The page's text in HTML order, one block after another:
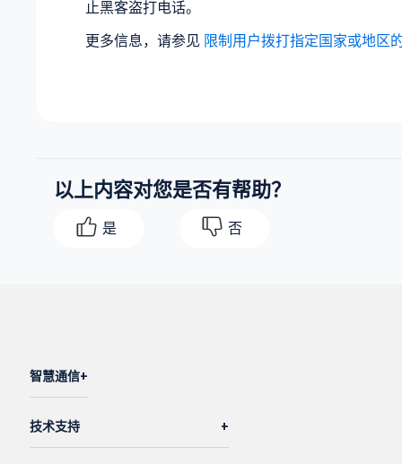
止黑客盗打电话。
更多信息，请参见 限制用户拨打指定国家或地区
以上内容对您是否有帮助？
是 否
智慧通信
技术支持